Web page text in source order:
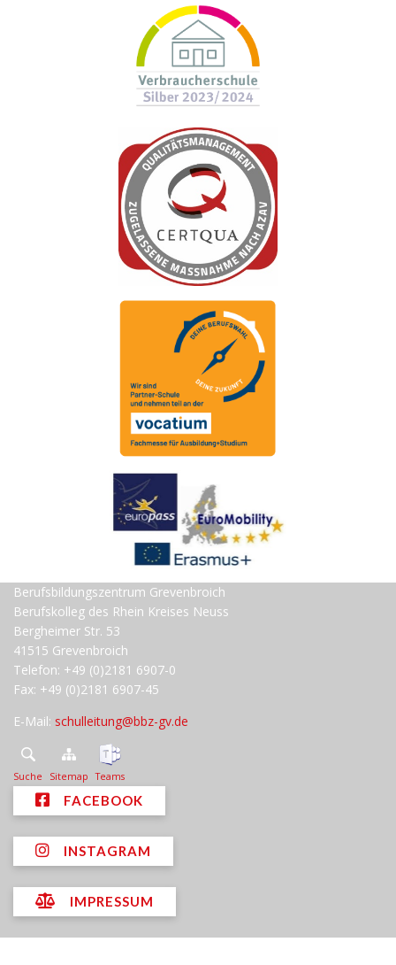
Berufsbildungszentrum Grevenbroich
Berufskolleg des Rhein Kreises Neuss
Bergheimer Str. 53
41515 Grevenbroich
Telefon: +49 (0)2181 6907-0
Fax: +49 (0)2181 6907-45
E-Mail: schulleitung@bbz-gv.de
Suche Sitemap Teams
FACEBOOK
INSTAGRAM
IMPRESSUM